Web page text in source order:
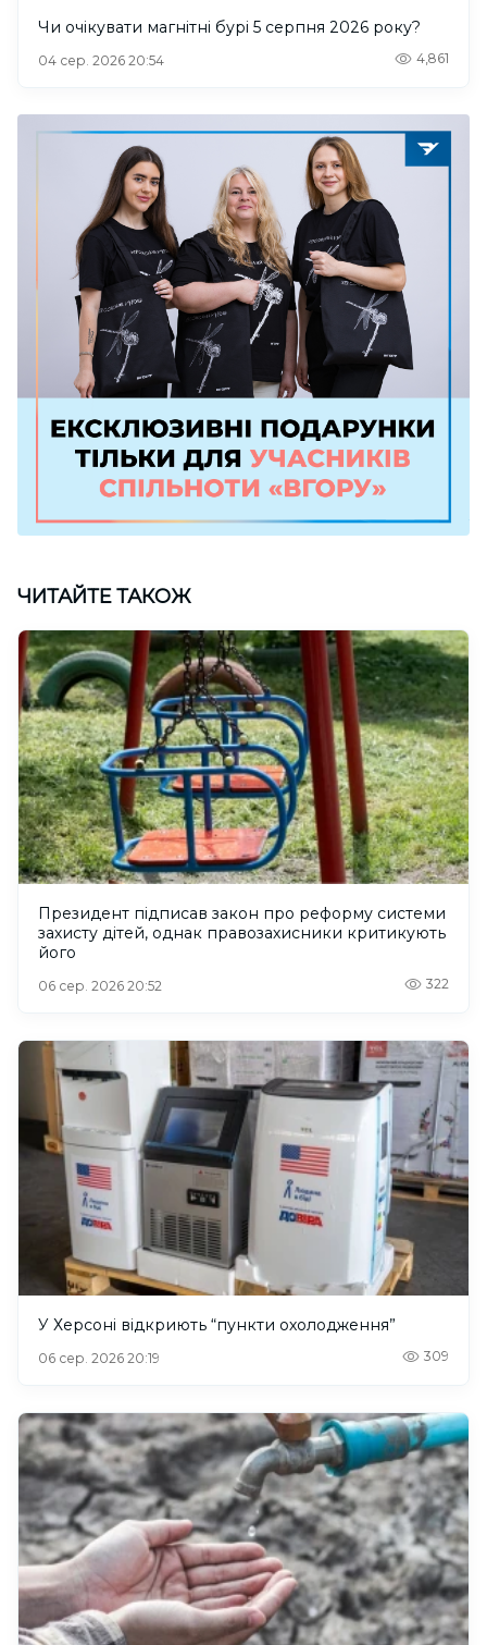
Чи очікувати магнітні бурі 5 серпня 2026 року?
04 сер. 2026 20:54 4,861
ЧИТАЙТЕ ТАКОЖ
Президент підписав закон про реформу системи
захисту дітей, однак правозахисники критикують
його
06 сер. 2026 20:52 322
У Херсоні відкриють “пункти охолодження”
06 сер. 2026 20:19 309